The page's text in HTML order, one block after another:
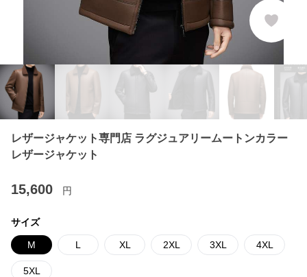
レザージャケット専門店 ラグジュアリームートンカラー
レザージャケット
15,600 円
サイズ
M L XL 2XL 3XL 4XL
5XL